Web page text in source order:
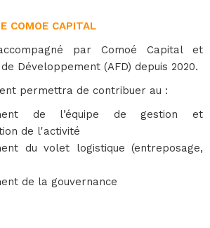
COMOE CAPITAL
par Comoé Capital et
Développement (AFD) depuis 2020.
permettra de contribuer au :
de l’équipe de gestion et
de l'activité
du volet logistique (entreposage,
de la gouvernance